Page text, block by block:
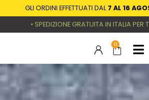
GLI ORDINI EFFETTUATI DAL7 AL 16 AGOSTO
• SPEDIZIONE GRATUITA IN ITALIA PER TUTTI
0